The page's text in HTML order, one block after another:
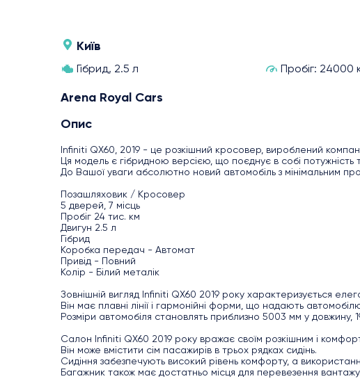
Київ
Гібрид, 2.5 л Пробіг: 24000
Arena Royal Cars
Опис
Infiniti QX60, 2019 - це розкішний кросовер, вироблений
Ця модель є гібридною версією, що поєднує в собі потужність
До Вашої уваги абсолютно новий автомобіль з мінімальним
Позашляховик / Кросовер
5 дверей, 7 місць
Пробіг 24 тис. км
Двигун 2.5 л
Гібрид
Коробка передач - Автомат
Привід - Повний
Колір - Білий металік
Зовнішній вигляд Infiniti QX60 2019 року характеризується
Він має плавні лінії і гармонійні форми, що надають
Розміри автомобіля становлять приблизно 5003 мм у довжину,
Салон Infiniti QX60 2019 року вражає своїм розкішним і
Він може вмістити сім пасажирів в трьох рядках сидінь.
Сидіння забезпечують високий рівень комфорту, а
Багажник також має достатньо місця для перевезення вантажу.